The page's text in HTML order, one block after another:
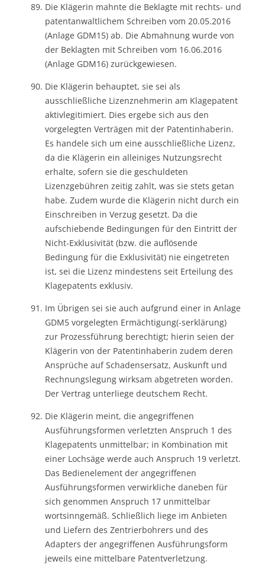
Die Klägerin mahnte die Beklagte mit rechts- und
patentanwaltlichem Schreiben vom 20.05.2016
(Anlage GDM15) ab. Die Abmahnung wurde von
der Beklagten mit Schreiben vom 16.06.2016
(Anlage GDM16) zurückgewiesen.
Die Klägerin behauptet, sie sei als
ausschließliche Lizenznehmerin am Klagepatent
aktivlegitimiert. Dies ergebe sich aus den
vorgelegten Verträgen mit der Patentinhaberin.
Es handele sich um eine ausschließliche Lizenz,
da die Klägerin ein alleiniges Nutzungsrecht
erhalte, sofern sie die geschuldeten
Lizenzgebühren zeitig zahlt, was sie stets getan
habe. Zudem wurde die Klägerin nicht durch ein
Einschreiben in Verzug gesetzt. Da die
aufschiebende Bedingungen für den Eintritt der
Nicht-Exklusivität (bzw. die auflösende
Bedingung für die Exklusivität) nie eingetreten
ist, sei die Lizenz mindestens seit Erteilung des
Klagepatents exklusiv.
Im Übrigen sei sie auch aufgrund einer in Anlage
GDM5 vorgelegten Ermächtigung(-serklärung)
zur Prozessführung berechtigt; hierin seien der
Klägerin von der Patentinhaberin zudem deren
Ansprüche auf Schadensersatz, Auskunft und
Rechnungslegung wirksam abgetreten worden.
Der Vertrag unterliege deutschem Recht.
Die Klägerin meint, die angegriffenen
Ausführungsformen verletzten Anspruch 1 des
Klagepatents unmittelbar; in Kombination mit
einer Lochsäge werde auch Anspruch 19 verletzt.
Das Bedienelement der angegriffenen
Ausführungsformen verwirkliche daneben für
sich genommen Anspruch 17 unmittelbar
wortsinngemäß. Schließlich liege im Anbieten
und Liefern des Zentrierbohrers und des
Adapters der angegriffenen Ausführungsform
jeweils eine mittelbare Patentverletzung.